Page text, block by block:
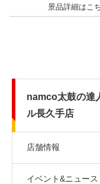
namco太鼓の達
ル長久手店
店舗情報
イベント&ニュース